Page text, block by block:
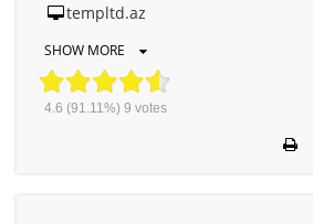
templtd.az
SHOW MORE
4.6 (91.11%) 9 votes